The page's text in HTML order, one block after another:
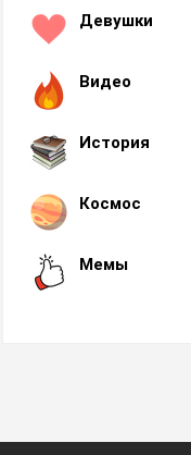
Девушки
Видео
История
Космос
Мемы